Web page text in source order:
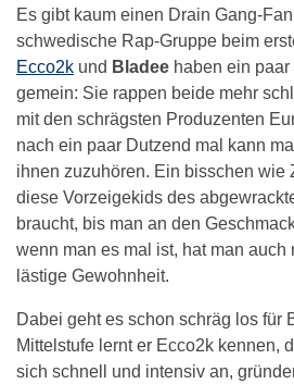
Es gibt kaum einen Drain Gang-
schwedische Rap-Gruppe beim
Ecco2k und Bladee haben ein
gemein: Sie rappen beide mehr
mit den schrägsten Produzenten
nach ein paar Dutzend mal kann
ihnen zuzuhören. Ein bisschen wie
diese Vorzeigekids des
braucht, bis man an den
wenn man es mal ist, hat man
lästige Gewohnheit.
Dabei geht es schon schräg los für
Mittelstufe lernt er Ecco2k kennen,
sich schnell und intensiv an,